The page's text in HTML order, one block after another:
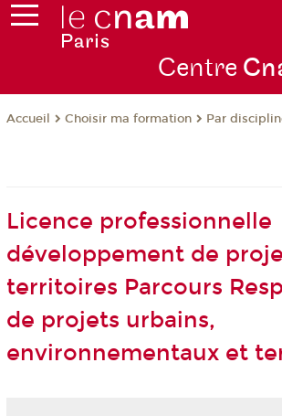
Centre
Accueil Choisir ma formation Par
Licence professionnelle
développement de
territoires Parcours
de projets urbains,
environnementaux et